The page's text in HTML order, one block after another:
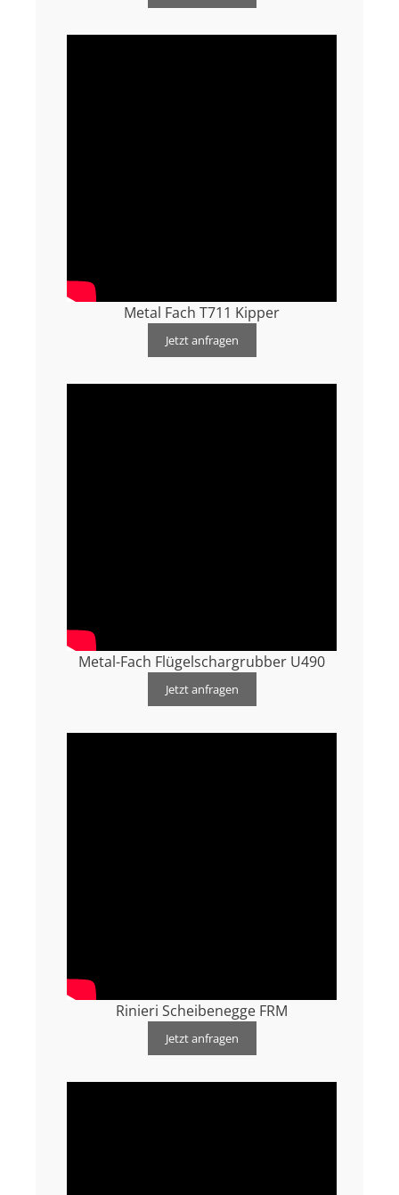
Metal Fach T711 Kipper
Jetzt anfragen
Metal-Fach Flügelschargrubber U490
Jetzt anfragen
Rinieri Scheibenegge FRM
Jetzt anfragen